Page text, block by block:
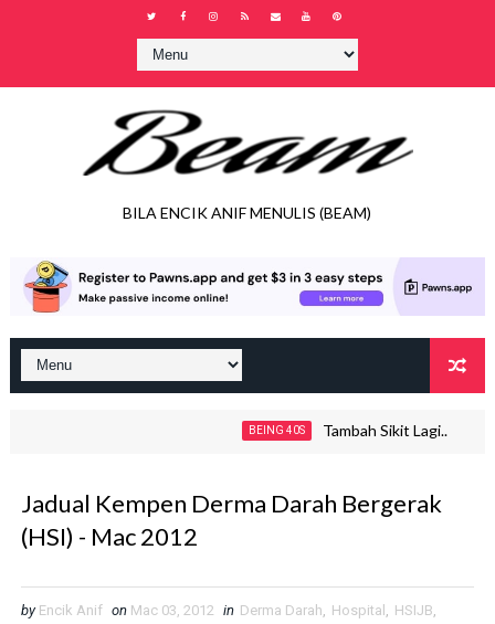
BILA ENCIK ANIF MENULIS (BEAM)
BEING 40S Tambah Sikit Lagi..
Jadual Kempen Derma Darah Bergerak
(HSI) - Mac 2012
by Encik Anif on Mac 03, 2012 in Derma Darah, Hospital , HSIJB,